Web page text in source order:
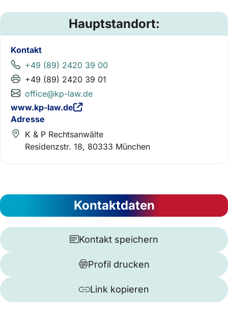
Hauptstandort:
Kontakt
+49 (89) 2420 39 00
+49 (89) 2420 39 01
office@kp-law.de
www.kp-law.de
Adresse
K & P Rechtsanwälte
Residenzstr. 18, 80333 München
Kontaktdaten
Kontakt speichern
Profil drucken
Link kopieren